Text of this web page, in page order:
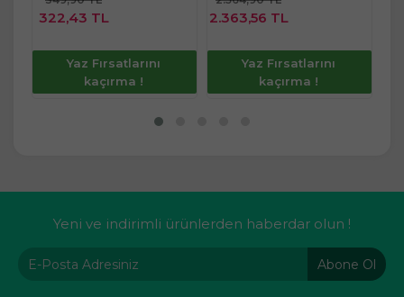
322,43 TL
Yaz Fırsatlarını
kaçırma !
2.363,56 TL
Yaz Fırsatlarını
kaçırma !
Yeni ve indirimli ürünlerden haberdar olun !
Abone Ol